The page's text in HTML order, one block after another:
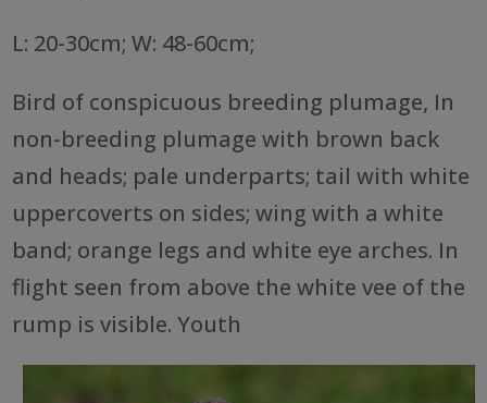
L: 20-30cm; W: 48-60cm;
Bird of conspicuous breeding plumage, In
non-breeding plumage with brown back
and heads; pale underparts; tail with white
uppercoverts on sides; wing with a white
band; orange legs and white eye arches. In
flight seen from above the white vee of the
rump is visible. Youth